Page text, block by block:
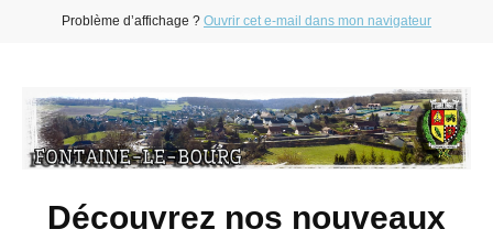
Problème d’affichage ? Ouvrir cet e-mail dans mon navigateur
Découvrez nos nouveaux